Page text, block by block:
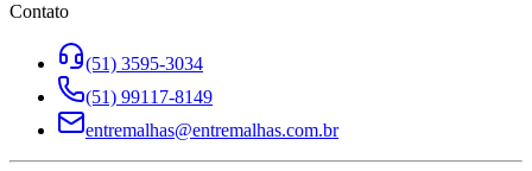
Contato
(51) 3595-3034
(51) 99117-8149
entremalhas@entremalhas.com.br